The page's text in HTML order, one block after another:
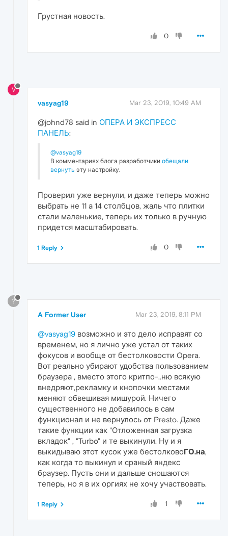
Грустная новость.
0
V
vasyag19 Mar 23, 2019, 10:49 AM
@johnd78 said in ОПЕРА И ЭКСПРЕСС
ПАНЕЛЬ:
@vasyag19
В комментариях блога разработчики обещали
вернуть эту настройку.
Проверил уже вернули, и даже теперь можно
выбрать не 11 а 14 столбцов, жаль что плитки
стали маленькие, теперь их только в ручную
придется масштабировать.
0
1 Reply
?
A Former User Mar 23, 2019, 8:11 PM
@vasyag19 возможно и это дело исправят со
временем, но я лично уже устал от таких
фокусов и вообще от бестолковости Opera.
Вот реально убирают удобства пользованием
браузера , вместо этого критпо-..ню всякую
внедряют,рекламку и кнопочки местами
меняют обвешивая мишурой. Ничего
существенного не добавилось в сам
функционал и не вернулось от Presto. Даже
такие функции как "Отложенная загрузка
вкладок" , "Turbo" и те выкинули. Ну и я
выкидываю этот кусок уже бестолковоГО.на,
как когда то выкинул и сраный яндекс
браузер. Пусть они и дальше сношаются
теперь, но я в их оргиях не хочу участвовать.
1
1 Reply